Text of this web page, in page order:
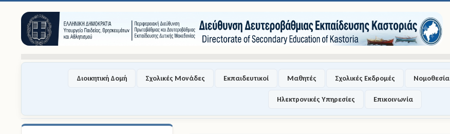
Διοικητική Δομή Σχολικές Μονάδες Εκπαιδευτικοί Μαθητές Σχολικές Εκδρομές Νομοθεσία
Ηλεκτρονικές Υπηρεσίες Επικοινωνία